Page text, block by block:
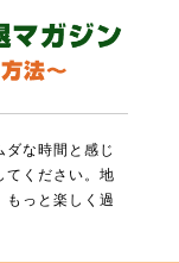
な時間と感じ
てください。地
もっと楽しく過